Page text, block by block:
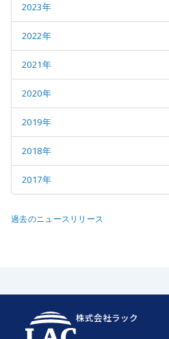
2023年
2022年
2021年
2020年
2019年
2018年
2017年
過去のニュースリリース
株式会社ラック